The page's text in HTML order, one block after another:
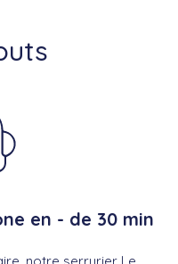
en - de 30 min